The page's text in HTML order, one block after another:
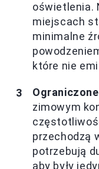
oświetlenia.
miejscach
minimalne
które nie
zimowym
przechodzą
potrzebują
aby były